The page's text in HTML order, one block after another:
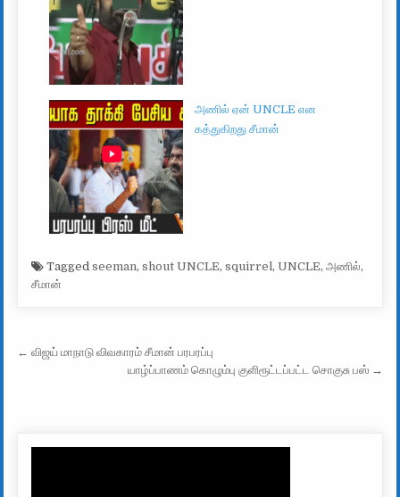
அணில் ஏன் UNCLE என
கத்துகிறது சீமான்
Taggedseeman,shout UNCLE,squirrel ,UNCLE,அணில்,
சீமான்
Post navigation
← விஜய் மாநாடு விவகாரம் சீமான் பரபரப்பு
யாழ்ப்பாணம் கொழும்பு குளிரூட்டப்பட்ட சொகுசு பஸ் →